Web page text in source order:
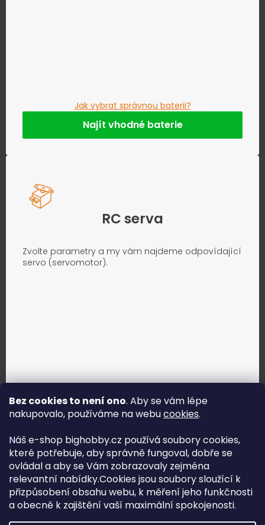
Bez cookies to není ono. Aby se vám lépe
nakupovalo, používáme na webucookies.
Náš e-shop bighobby.cz používá soubory cookies,
které potřebuje, aby správně fungoval, dobře se
ovládal a aby se Vám zobrazovaly zejména
relevantní nabídky.Cookies jsou soubory sloužící k
přizpůsobení obsahu webu, k měření jeho funkčnosti
a obecně k zajištění vaší maximální spokojenosti.
Jak vybrat správnou baterii?
Najít vhodné baterie
RC serva
Zvolte parametry a my vám najdeme odpovídající
servo (servomotor).
Jak vybrat správné servo?
Najít správné servo